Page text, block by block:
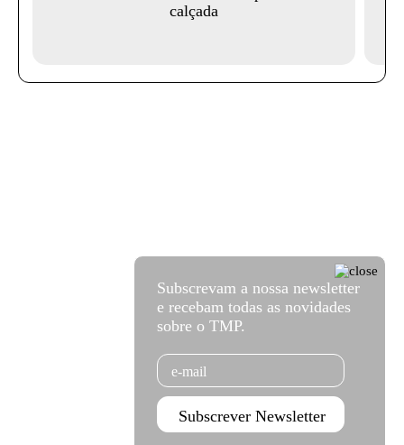
calçada
Subscrevam a nossa newsletter
e recebam todas as novidades
sobre o TMP.
Email
Subscrever Newsletter